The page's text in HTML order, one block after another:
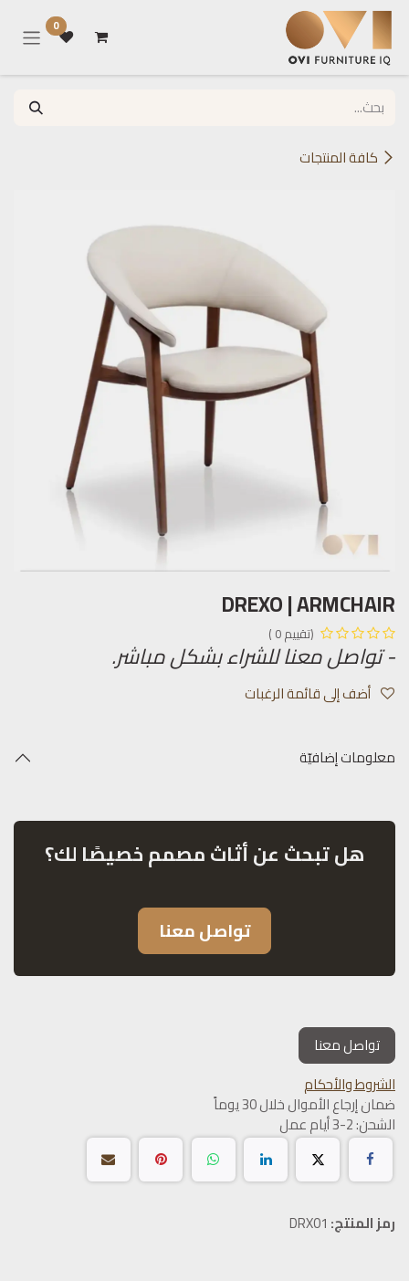
تخطي للذهاب إلى المحتوى
0
كافة المنتجات
DREXO | ARMCHAIR
(تقييم 0 )
- تواصل معنا للشراء بشكل مباشر.
أضف إلى قائمة الرغبات
معلومات إضافيّة
هل تبحث عن أثاث مصمم خصيصًا لك؟
تواصل معنا
تواصل معنا
الشروط والأحكام
ضمان إرجاع الأموال خلال 30 يوماً
الشحن: 2-3 أيام عمل
رمز المنتج: DRX01